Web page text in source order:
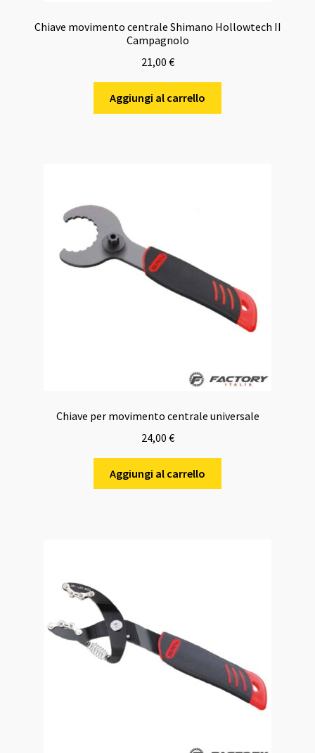
Chiave movimento centrale Shimano Hollowtech II
Campagnolo
21,00 €
Aggiungi al carrello
Chiave per movimento centrale universale
24,00 €
Aggiungi al carrello